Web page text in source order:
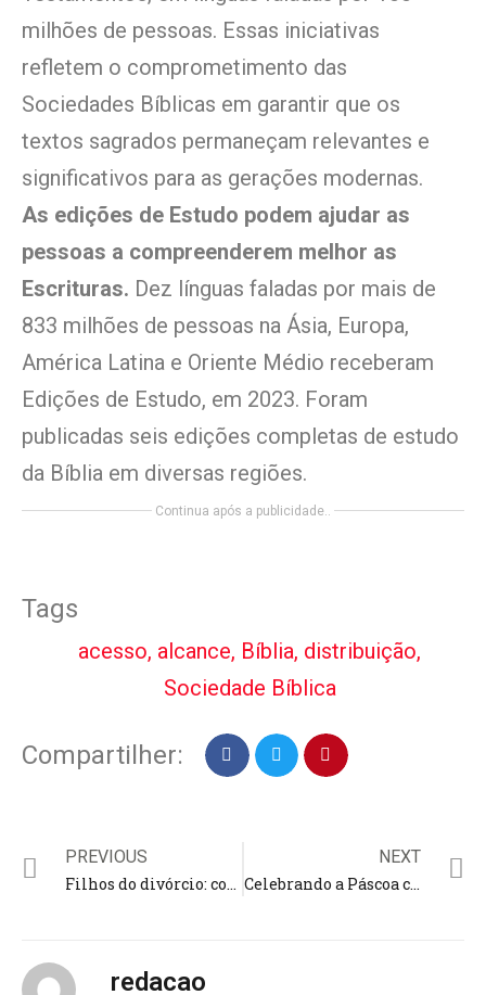
milhões de pessoas. Essas iniciativas
refletem o comprometimento das
Sociedades Bíblicas em garantir que os
textos sagrados permaneçam relevantes e
significativos para as gerações modernas.
As edições de Estudo podem ajudar as
pessoas a compreenderem melhor as
Escrituras. Dez línguas faladas por mais de
833 milhões de pessoas na Ásia, Europa,
América Latina e Oriente Médio receberam
Edições de Estudo, em 2023. Foram
publicadas seis edições completas de estudo
da Bíblia em diversas regiões.
Continua após a publicidade..
Tags
acesso, alcance, Bíblia, distribuição,
Sociedade Bíblica
Compartilher:
PREVIOUS
Filhos do divórcio: como mantê-los emocionalmente saudáveis? Especialista explica a desconstrução do casamento
NEXT
Celebrando a Páscoa com Inclusão: A Emocionante Cantata ‘Nome dos Nomes’ em Manaus; evento solidário
redacao